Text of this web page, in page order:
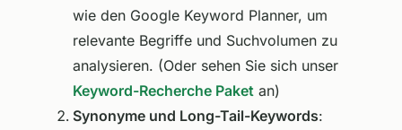
wie den Google Keyword Planner, um
relevante Begriffe und Suchvolumen zu
analysieren. (Oder sehen Sie sich unser
Keyword-Recherche Paket an)
Synonyme und Long-Tail-Keywords: